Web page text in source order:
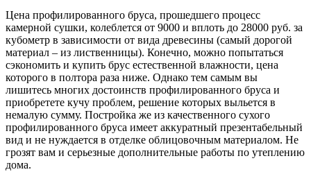
Цена профилированного бруса, прошедшего процесс
камерной сушки, колеблется от 9000 и вплоть до 28000 руб. за
кубометр в зависимости от вида древесины (самый дорогой
материал – из лиственницы). Конечно, можно попытаться
сэкономить и купить брус естественной влажности, цена
которого в полтора раза ниже. Однако тем самым вы
лишитесь многих достоинств профилированного бруса и
приобретете кучу проблем, решение которых выльется в
немалую сумму. Постройка же из качественного сухого
профилированного бруса имеет аккуратный презентабельный
вид и не нуждается в отделке облицовочным материалом. Не
грозят вам и серьезные дополнительные работы по утеплению
дома.